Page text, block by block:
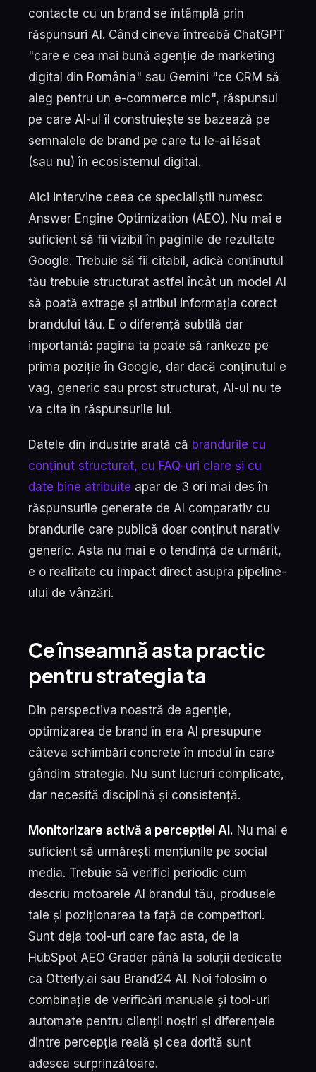
contacte cu un brand se întâmplă prin
răspunsuri AI. Când cineva întreabă ChatGPT
"care e cea mai bună agenție de marketing
digital din România" sau Gemini "ce CRM să
aleg pentru un e-commerce mic", răspunsul
pe care AI-ul îl construiește se bazează pe
semnalele de brand pe care tu le-ai lăsat
(sau nu) în ecosistemul digital.
Aici intervine ceea ce specialiștii numesc
Answer Engine Optimization (AEO). Nu mai e
suficient să fii vizibil în paginile de rezultate
Google. Trebuie să fii citabil, adică conținutul
tău trebuie structurat astfel încât un model AI
să poată extrage și atribui informația corect
brandului tău. E o diferență subtilă dar
importantă: pagina ta poate să rankeze pe
prima poziție în Google, dar dacă conținutul e
vag, generic sau prost structurat, AI-ul nu te
va cita în răspunsurile lui.
Datele din industrie arată că brandurile cu
conținut structurat, cu FAQ-uri clare și cu
date bine atribuite apar de 3 ori mai des în
răspunsurile generate de AI comparativ cu
brandurile care publică doar conținut narativ
generic. Asta nu mai e o tendință de urmărit,
e o realitate cu impact direct asupra pipeline-
ului de vânzări.
Ce înseamnă asta practic
pentru strategia ta
Din perspectiva noastră de agenție,
optimizarea de brand în era AI presupune
câteva schimbări concrete în modul în care
gândim strategia. Nu sunt lucruri complicate,
dar necesită disciplină și consistență.
Monitorizare activă a percepției AI. Nu mai e
suficient să urmărești mențiunile pe social
media. Trebuie să verifici periodic cum
descriu motoarele AI brandul tău, produsele
tale și poziționarea ta față de competitori.
Sunt deja tool-uri care fac asta, de la
HubSpot AEO Grader până la soluții dedicate
ca Otterly.ai sau Brand24 AI. Noi folosim o
combinație de verificări manuale și tool-uri
automate pentru clienții noștri și diferențele
dintre percepția reală și cea dorită sunt
adesea surprinzătoare.